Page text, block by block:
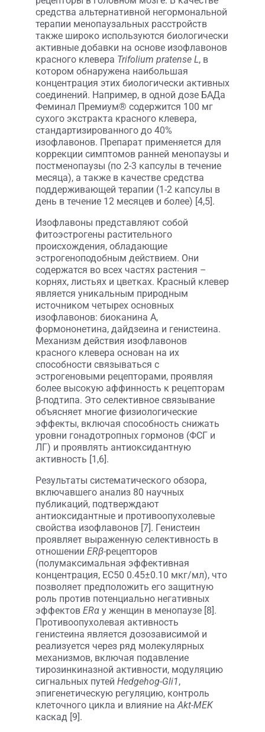
средства альтернативной негормональной
терапии менопаузальных расстройств
также широко используются биологически
активные добавки на основе изофлавонов
красного клевера Trifolium pratense L, в
котором обнаружена наибольшая
концентрация этих биологически активных
соединений. Например, в одной дозе БАДа
Феминал Премиум® содержится 100 мг
сухого экстракта красного клевера,
стандартизированного до 40%
изофлавонов. Препарат применяется для
коррекции симптомов ранней менопаузы и
постменопаузы (по 2-3 капсулы в течение
месяца), а также в качестве средства
поддерживающей терапии (1-2 капсулы в
день в течение 12 месяцев и более) [4,5].
Изофлавоны представляют собой
фитоэстрогены растительного
происхождения, обладающие
эстрогеноподобным действием. Они
содержатся во всех частях растения –
корнях, листьях и цветках. Красный клевер
является уникальным природным
источником четырех основных
изофлавонов: биоканина А,
формононетина, дайдзеина и генистеина.
Механизм действия изофлавонов
красного клевера основан на их
способности связываться с
эстрогеновыми рецепторами, проявляя
более высокую аффинность к рецепторам
β-подтипа. Это селективное связывание
объясняет многие физиологические
эффекты, включая способность снижать
уровни гонадотропных гормонов (ФСГ и
ЛГ) и проявлять антиоксидантную
активность [1,6].
Результаты систематического обзора,
включавшего анализ 80 научных
публикаций, подтверждают
антиоксидантные и противоопухолевые
свойства изофлавонов [7]. Генистеин
проявляет выраженную селективность в
отношении ERβ-рецепторов
(полумаксимальная эффективная
концентрация, EC50 0.45±0.10 мкг/мл), что
позволяет предположить его защитную
роль против потенциально негативных
эффектов ERα у женщин в менопаузе [8].
Противоопухолевая активность
генистеина является дозозависимой и
реализуется через ряд молекулярных
механизмов, включая подавление
тирозинкиназной активности, модуляцию
сигнальных путей Hedgehog-Gli1,
эпигенетическую регуляцию, контроль
клеточного цикла и влияние наAkt-MEK
каскад [9].